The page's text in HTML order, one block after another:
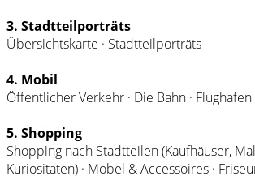
3. Stadtteilporträts
Übersichtskarte · Stadtteilporträts
4. Mobil
Öffentlicher Verkehr · Die Bahn · Flughafen
5. Shopping
Shopping nach Stadtteilen (Kaufhäuser,
Kuriositäten) · Möbel & Accessoires ·